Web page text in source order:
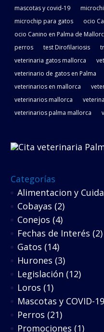
mascotas y covid-19
microchip para gatos
ocio
ocio Canino en Palma de
perros
test Dirofilariosis
veterinaria gatos mallorca
veterinario de gatos en Palma
veterinarios en mallorca
veterinarios mallorca
veterinarios palma mallorca
Categorías
Alimentacion y
Cobayas (2)
Conejos (4)
Fechas de Interés (2)
Gatos (14)
Hurones (3)
Legislación (12)
Loros (1)
Mascotas y COVID-19
Perros (21)
Promociones (1)